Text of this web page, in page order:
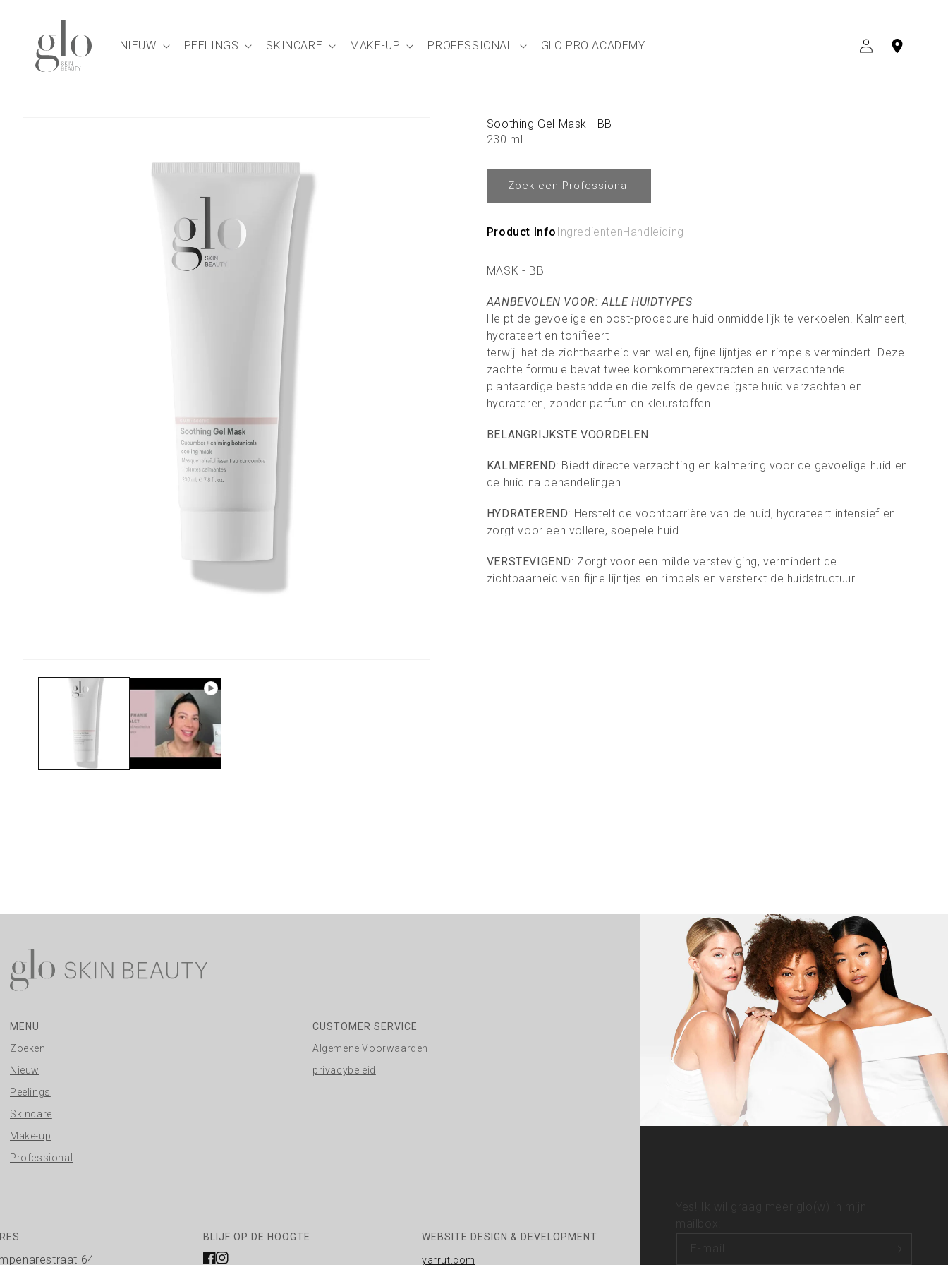
NIEUW PEELINGS SKINCARE MAKE-UP PROFESSIONAL GLO PRO ACADEMY INLOGGEN
Soothing Gel Mask - BB
230 ml
Zoek een Professional
Product Info IngredientenHandleiding
MASK - BB
AANBEVOLEN VOOR: ALLE HUIDTYPES
Helpt de gevoelige en post-procedure huid onmiddellijk te verkoelen. Kalmeert,
hydrateert en tonifieert
terwijl het de zichtbaarheid van wallen, fijne lijntjes en rimpels vermindert. Deze
zachte formule bevat twee komkommerextracten en verzachtende
plantaardige bestanddelen die zelfs de gevoeligste huid verzachten en
hydrateren, zonder parfum en kleurstoffen.
BELANGRIJKSTE VOORDELEN
KALMEREND: Biedt directe verzachting en kalmering voor de gevoelige huid en
de huid na behandelingen.
HYDRATEREND: Herstelt de vochtbarrière van de huid, hydrateert intensief en
zorgt voor een vollere, soepele huid.
VERSTEVIGEND: Zorgt voor een milde versteviging, vermindert de
zichtbaarheid van fijne lijntjes en rimpels en versterkt de huidstructuur.
MENU
Zoeken
Nieuw
Peelings
Skincare
Make-up
Professional
CUSTOMER SERVICE
Algemene Voorwaarden
privacybeleid
64
BLIJF OP DE HOOGTE WEBSITE DESIGN & DEVELOPMENT
yarrut.com